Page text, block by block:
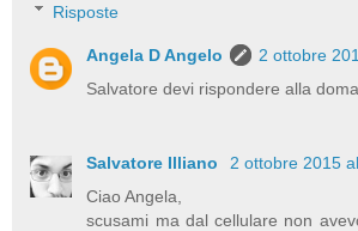
Risposte
Angela D Angelo
2 ottobre
Salvatore devi rispondere alla
Salvatore Illiano
2 ottobre 2015
Ciao Angela,
scusami ma dal cellulare non